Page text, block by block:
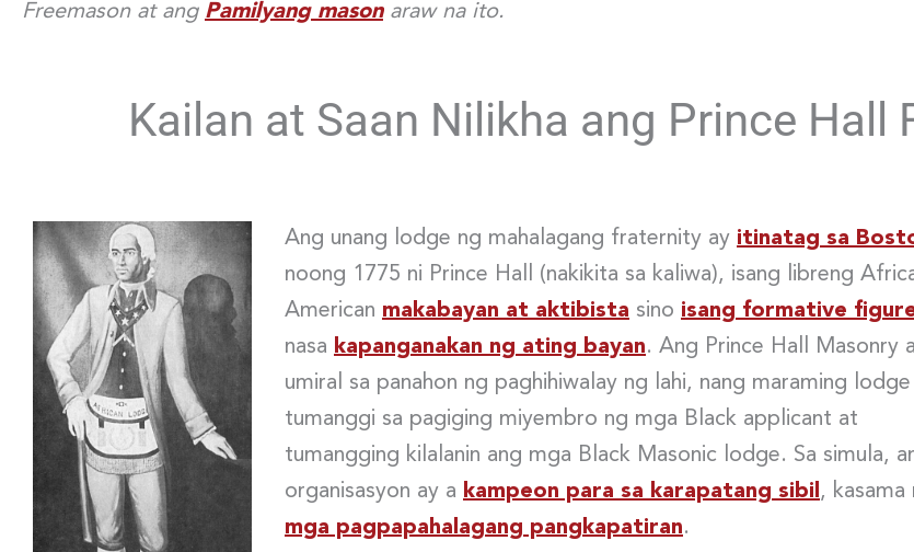
Freemason at ang Pamilyang masonaraw na ito.
Kailan at Saan Nilikha ang Prince Hall
Ang unang lodge ng mahalagang fraternity ay itinatag sa
noong 1775 ni Prince Hall (nakikita sa kaliwa), isang libreng
American makabayan at aktibista sino isang formative
nasa kapanganakan ng ating bayan. Ang Prince Hall Masonry
umiral sa panahon ng paghihiwalay ng lahi, nang maraming lodge
tumanggi sa pagiging miyembro ng mga Black applicant at
tumangging kilalanin ang mga Black Masonic lodge. Sa simula,
organisasyon ay a kampeon para sa karapatang sibil, kasama
mga pagpapahalagang pangkapatiran.